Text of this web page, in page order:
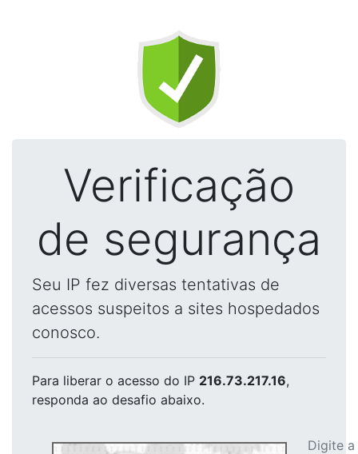
Verificação
de segurança
Seu IP fez diversas tentativas de
acessos suspeitos a sites hospedados
conosco.
Para liberar o acesso do IP 216.73.217.16,
responda ao desafio abaixo.
Digite